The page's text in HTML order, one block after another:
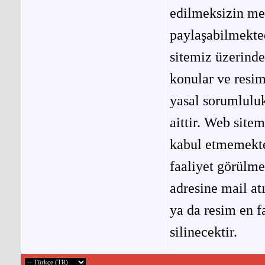
edilmeksizin
sitemiz
konular ve
yasal
aittir. Web
kabul
faaliyet
adresine mail
ya da resim en
silinecektir.